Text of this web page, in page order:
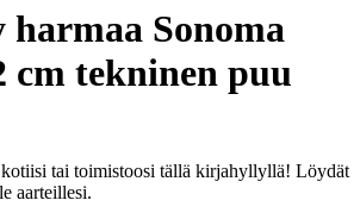
Sonoma
cm tekninen puu
tai toimistoosi tällä kirjahyllyllä! Löydät
aarteillesi.